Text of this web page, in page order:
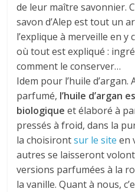
de leur maître savonnier.
savon d’Alep est tout un
l’explique à merveille en
où tout est expliqué :
comment le conserver…
Idem pour l’huile
parfumé, l’huile d’argan
biologique et élaboré à
pressés à froid, dans la
la choisirontsur le site en
autres se laisseront
versions parfumées à la
la vanille. Quant à nous,